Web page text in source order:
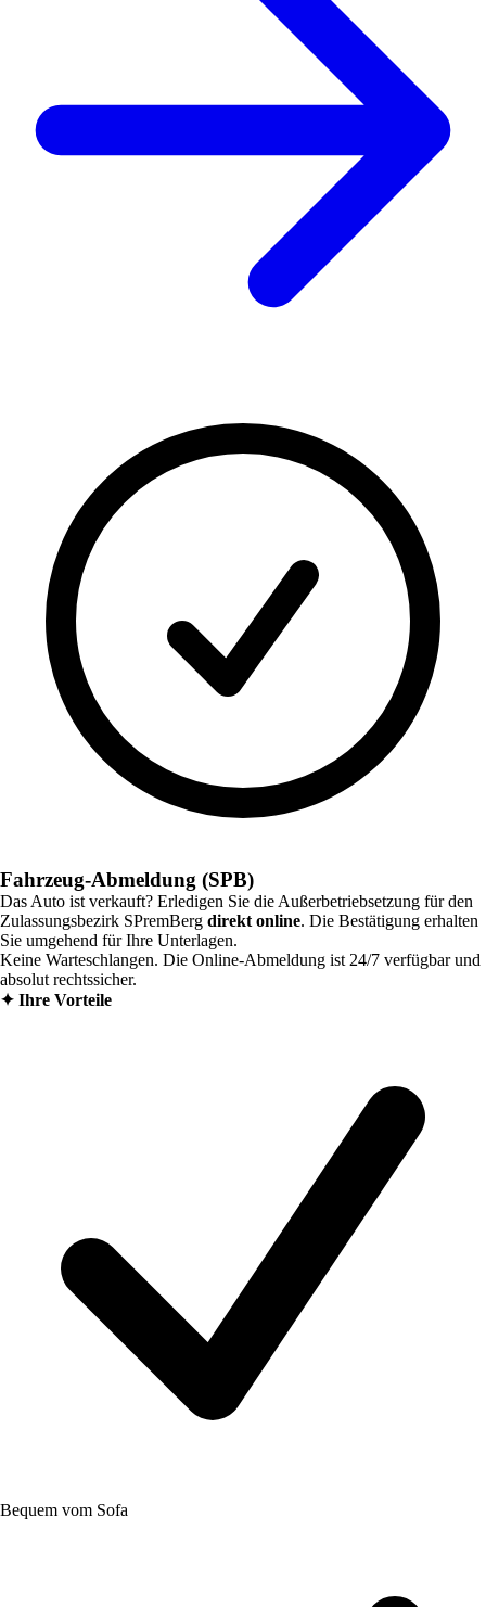
Fahrzeug-Abmeldung (SPB)
Das Auto ist verkauft? Erledigen Sie die Außerbetriebsetzung für den
Zulassungsbezirk SPremBerg direkt online. Die Bestätigung erhalten
Sie umgehend für Ihre Unterlagen.
Keine Warteschlangen. Die Online-Abmeldung ist 24/7 verfügbar und
absolut rechtssicher.
✦ Ihre Vorteile
Bequem vom Sofa